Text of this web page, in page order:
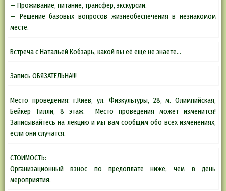
— Проживание, питание, трансфер, экскурсии.
— Решение базовых вопросов жизнеобеспечения в незнакомом
месте.
Встреча с Натальей Кобзарь, какой вы её ещё не знаете…
Запись ОБЯЗАТЕЛЬНА!!!
Место проведения: г.Киев, ул. Физкультуры, 28, м. Олимпийская,
Бейкер Тилли, 8 этаж. Место проведения может изменится!
Записывайтесь на лекцию и мы вам сообщим обо всех изменениях,
если они случатся.
СТОИМОСТЬ:
Организационный взнос по предоплате ниже, чем в день
мероприятия.